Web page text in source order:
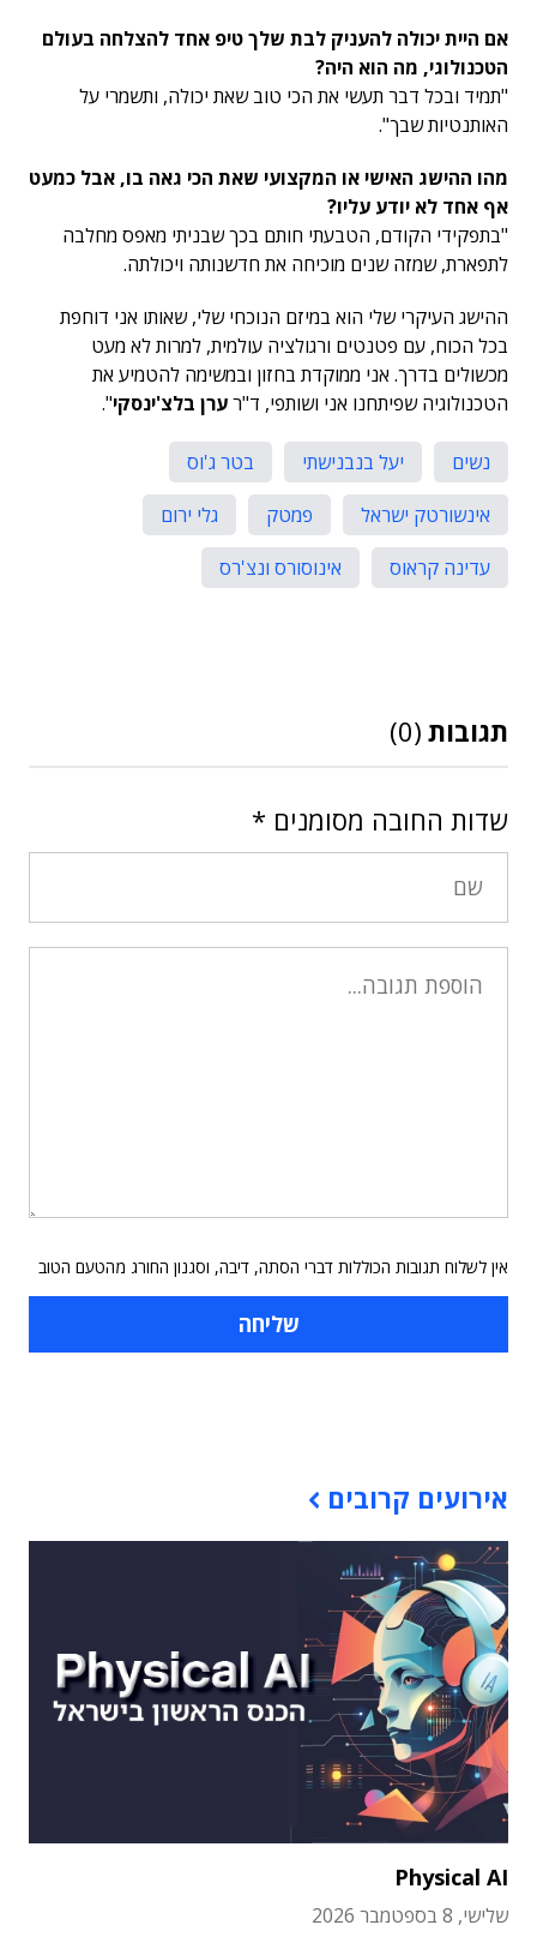
אם היית יכולה להעניק לבת שלך טיפ אחד להצלחה בעולם
הטכנולוגי, מה הוא היה?
"תמיד ובכל דבר תעשי את הכי טוב שאת יכולה, ותשמרי על
האותנטיות שבך".
מהו ההישג האישי או המקצועי שאת הכי גאה בו, אבל כמעט
אף אחד לא יודע עליו?
"בתפקידי הקודם, הטבעתי חותם בכך שבניתי מאפס מחלבה
לתפארת, שמזה שנים מוכיחה את חדשנותה ויכולתה.
ההישג העיקרי שלי הוא במיזם הנוכחי שלי, שאותו אני דוחפת
בכל הכוח, עם פטנטים ורגולציה עולמית, למרות לא מעט
מכשולים בדרך. אני ממוקדת בחזון ובמשימה להטמיע את
הטכנולוגיה שפיתחנו אני ושותפי, ד"רערן בלצ'ינסקי".
נשים יעל בנבנישתי
בטר ג'וס
אינשורטק ישראל
פמטק
גלי ירום
עדינה קראוס
אינוסורס ונצ'רס
תגובות (0)
שדות החובה מסומנים *
אין לשלוח תגובות הכוללות דברי הסתה, דיבה, וסגנון החורג מהטעם הטוב
אירועים קרובים
Physical AI
שלישי, 8 בספטמבר 2026